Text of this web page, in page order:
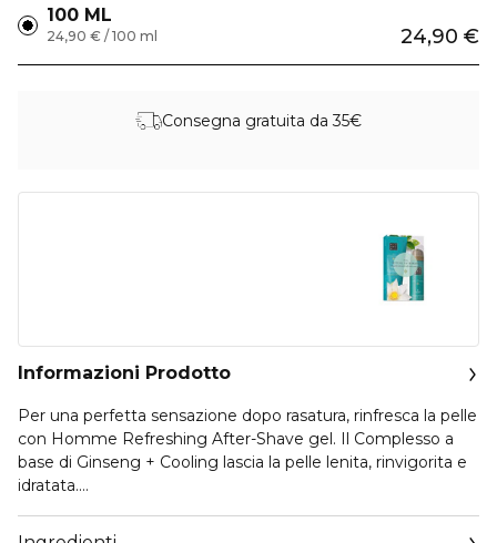
100 ML
24,90 €
24,90 € / 100 ml
Consegna gratuita da 35€
Informazioni Prodotto
Per una perfetta sensazione dopo rasatura, rinfresca la pelle
con Homme Refreshing After-Shave gel. Il Complesso a
base di Ginseng + Cooling lascia la pelle lenita, rinvigorita e
idratata.
• Riduce il rossore